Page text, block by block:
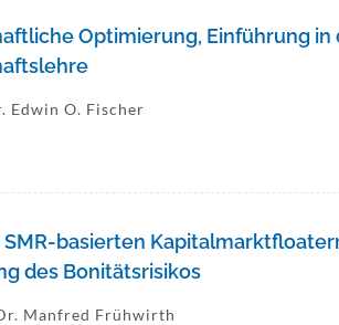
Optimierung, Einführung
Edwin O. Fischer
basierten
des Bonitätsrisikos
Manfred Frühwirth